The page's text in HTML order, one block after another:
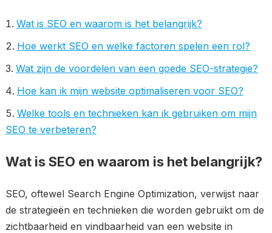
Wat is SEO en waarom is het belangrijk?
Hoe werkt SEO en welke factoren spelen een rol?
Wat zijn de voordelen van een goede SEO-strategie?
Hoe kan ik mijn website optimaliseren voor SEO?
Welke tools en technieken kan ik gebruiken om mijn
SEO te verbeteren?
Wat is SEO en waarom is het belangrijk?
SEO, oftewel Search Engine Optimization, verwijst naar
de strategieën en technieken die worden gebruikt om de
zichtbaarheid en vindbaarheid van een website in